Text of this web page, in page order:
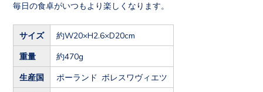
毎日の食卓がいつもより楽しくなります。
サイズ 約W20×H2.6×D20cm
重量 約470g
生産国 ポーランド ボレスワヴィエツ